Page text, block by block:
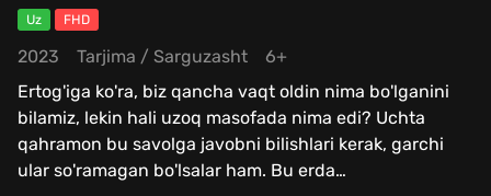
Uz FHD
2023 Tarjima / Sarguzasht
6+
Ertog'iga ko'ra, biz qancha vaqt oldin nima bo'lganini
bilamiz, lekin hali uzoq masofada nima edi? Uchta
qahramon bu savolga javobni bilishlari kerak, garchi
ular so'ramagan bo'lsalar ham. Bu erda…